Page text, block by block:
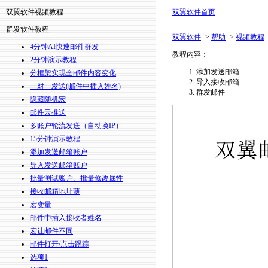
双翼软件视频教程
群发软件教程
4分钟AI快速邮件群发
2分钟演示教程
分框架实现全邮件内容变化
一对一发送(邮件中插入姓名)
隐藏随机宏
邮件云推送
多账户轮流发送（自动换IP）
15分钟演示教程
添加发送邮箱账户
导入发送邮箱账户
批量测试账户、批量修改属性
接收邮箱地址薄
宏变量
邮件中插入接收者姓名
宏让邮件不同
邮件打开/点击跟踪
选项1
双翼软件首页
双翼软件 -> 帮助 -> 视频教程
教程内容：
添加发送邮箱
导入接收邮箱
群发邮件